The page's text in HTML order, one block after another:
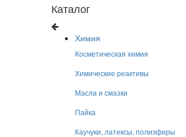
Каталог
Химия
Косметическая химия
Химические реактивы
Масла и смазки
Пайка
Каучуки, латексы, полиэфиры